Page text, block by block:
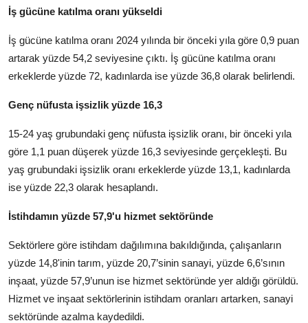
İş gücüne katılma oranı yükseldi
İş gücüne katılma oranı 2024 yılında bir önceki yıla göre 0,9 puan
artarak yüzde 54,2 seviyesine çıktı. İş gücüne katılma oranı
erkeklerde yüzde 72, kadınlarda ise yüzde 36,8 olarak belirlendi.
Genç nüfusta işsizlik yüzde 16,3
15-24 yaş grubundaki genç nüfusta işsizlik oranı, bir önceki yıla
göre 1,1 puan düşerek yüzde 16,3 seviyesinde gerçekleşti. Bu
yaş grubundaki işsizlik oranı erkeklerde yüzde 13,1, kadınlarda
ise yüzde 22,3 olarak hesaplandı.
İstihdamın yüzde 57,9'u hizmet sektöründe
Sektörlere göre istihdam dağılımına bakıldığında, çalışanların
yüzde 14,8'inin tarım, yüzde 20,7’sinin sanayi, yüzde 6,6’sının
inşaat, yüzde 57,9’unun ise hizmet sektöründe yer aldığı görüldü.
Hizmet ve inşaat sektörlerinin istihdam oranları artarken, sanayi
sektöründe azalma kaydedildi.